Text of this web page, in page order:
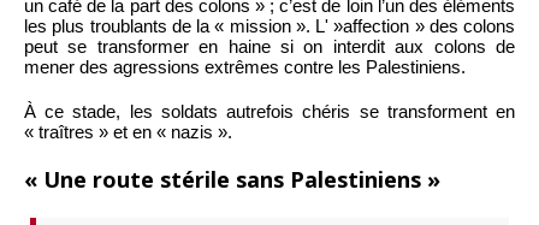
un café de la part des colons » ; c’est de loin l’un des éléments
les plus troublants de la « mission ». L' »affection » des colons
peut se transformer en haine si on interdit aux colons de
mener des agressions extrêmes contre les Palestiniens.
À ce stade, les soldats autrefois chéris se transforment en
« traîtres » et en « nazis ».
« Une route stérile sans Palestiniens »